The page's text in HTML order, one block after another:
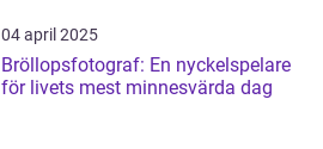
04 april 2025
Bröllopsfotograf: En nyckelspelare
för livets mest minnesvärda dag